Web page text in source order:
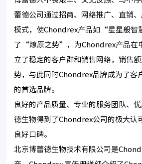
蕾德公司通过招商、网络推广、直销
模式，使Chondrex产品如“星星般智
了“燎原之势”，为Chondrex产品在
立了稳定的客户群和销售网络，销售
势，与此同时Chondrex品牌成为了客
的首选品牌。
良好的产品质量、专业的服务团队、
德生物得到了Chondrex公司的极大认
良好口碑。
北京博蕾德生物技术有限公司是